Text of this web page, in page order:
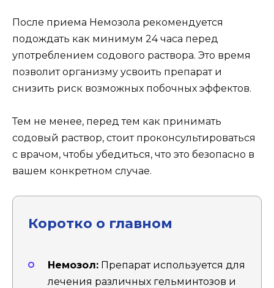
После приема Немозола рекомендуется
подождать как минимум 24 часа перед
употреблением содового раствора. Это время
позволит организму усвоить препарат и
снизить риск возможных побочных эффектов.
Тем не менее, перед тем как принимать
содовый раствор, стоит проконсультироваться
с врачом, чтобы убедиться, что это безопасно в
вашем конкретном случае.
Коротко о главном
Немозол: Препарат используется для
лечения различных гельминтозов и